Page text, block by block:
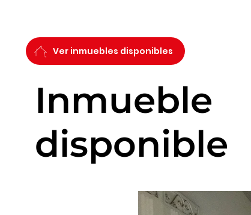
Ver inmuebles disponibles
Inmueble
disponible